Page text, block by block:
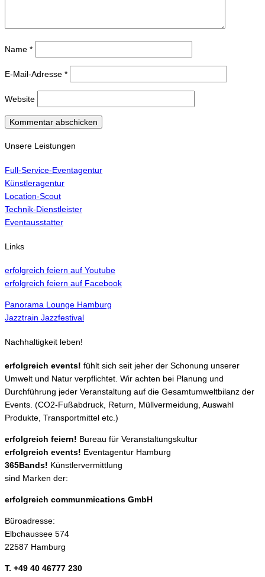
Name *
E-Mail-Adresse *
Website
Unsere Leistungen
Full-Service-Eventagentur
Künstleragentur
Location-Scout
Technik-Dienstleister
Eventausstatter
Links
erfolgreich feiern auf Youtube
erfolgreich feiern auf Facebook
Panorama Lounge Hamburg
Jazztrain Jazzfestival
Nachhaltigkeit leben!
erfolgreich events! fühlt sich seit jeher der Schonung unserer
Umwelt und Natur verpflichtet. Wir achten bei Planung und
Durchführung jeder Veranstaltung auf die Gesamtumweltbilanz der
Events. (CO2-Fußabdruck, Return, Müllvermeidung, Auswahl
Produkte, Transportmittel etc.)
erfolgreich feiern! Bureau für Veranstaltungskultur
erfolgreich events! Eventagentur Hamburg
365Bands! Künstlervermittlung
sind Marken der:
erfolgreich communmications GmbH
Büroadresse:
Elbchaussee 574
22587 Hamburg
T. +49 40 46777 230